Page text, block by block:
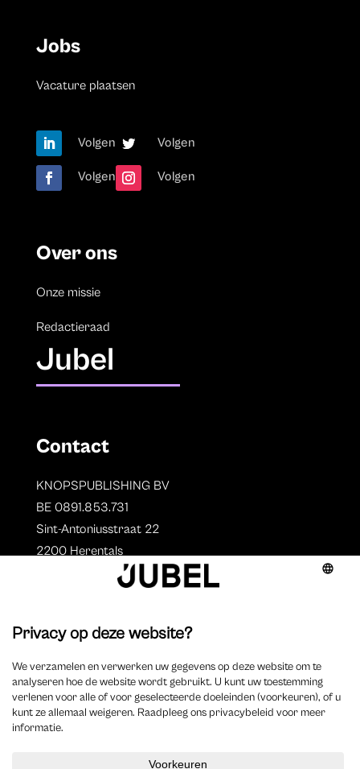
Jobs
Vacature plaatsen
Volgen Volgen
Volgen Volgen
Over ons
Onze missie
Redactieraad
Jubel
Contact
KNOPSPUBLISHING BV
BE 0891.853.731
Sint-Antoniusstraat 22
2200 Herentals
Auteurs
Overzicht auteurs
Auteur worden?